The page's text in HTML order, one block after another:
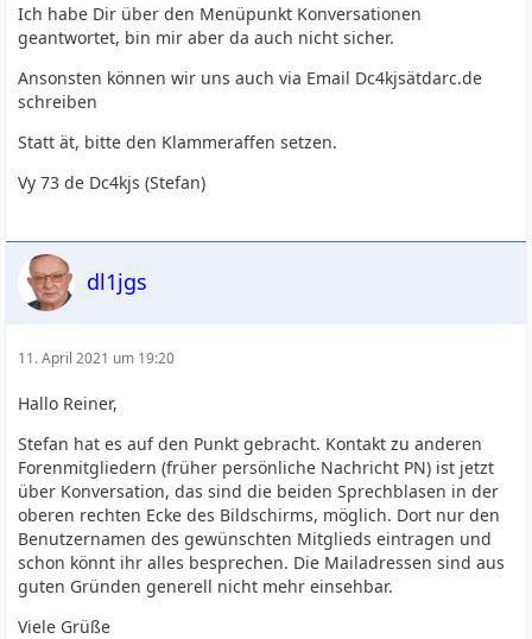
Ich habe Dir über den Menüpunkt Konversationen
geantwortet, bin mir aber da auch nicht sicher.
Ansonsten können wir uns auch via Email Dc4kjsätdarc.de
schreiben
Statt ät, bitte den Klammeraffen setzen.
Vy 73 de Dc4kjs (Stefan)
dl1jgs
11. April 2021 um 19:20
Hallo Reiner,
Stefan hat es auf den Punkt gebracht. Kontakt zu anderen
Forenmitgliedern (früher persönliche Nachricht PN) ist jetzt
über Konversation, das sind die beiden Sprechblasen in der
oberen rechten Ecke des Bildschirms, möglich. Dort nur den
Benutzernamen des gewünschten Mitglieds eintragen und
schon könnt ihr alles besprechen. Die Mailadressen sind aus
guten Gründen generell nicht mehr einsehbar.
Viele Grüße